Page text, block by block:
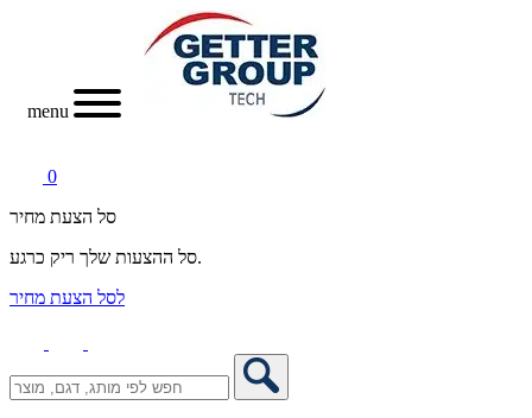
menu
0
סל הצעת מחיר
סל ההצעות שלך ריק כרגע.
לסל הצעת מחיר